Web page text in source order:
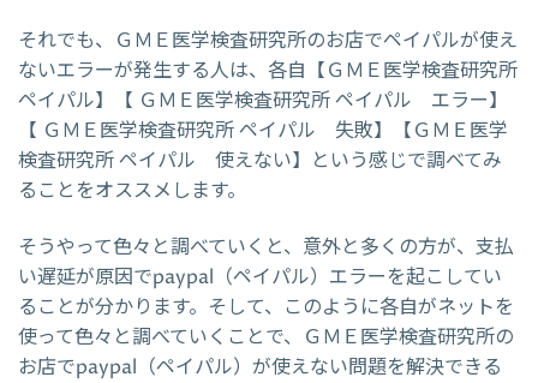
それでも、ＧＭＥ医学検査研究所のお店でペイパルが使え
ないエラーが発生する人は、各自【ＧＭＥ医学検査研究所
ペイパル】【 ＧＭＥ医学検査研究所 ペイパル エラー】
【 ＧＭＥ医学検査研究所 ペイパル 失敗】【ＧＭＥ医学
検査研究所 ペイパル 使えない】という感じで調べてみ
ることをオススメします。
そうやって色々と調べていくと、意外と多くの方が、支払
い遅延が原因でpaypal（ペイパル）エラーを起こしてい
ることが分かります。そして、このように各自がネットを
使って色々と調べていくことで、ＧＭＥ医学検査研究所の
お店でpaypal（ペイパル）が使えない問題を解決できる